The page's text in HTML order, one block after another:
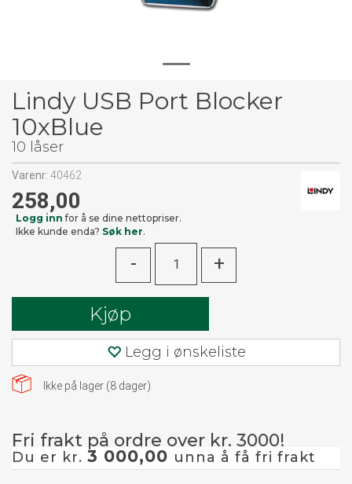
Lindy USB Port Blocker
10xBlue
10 låser
Varenr: 40462
258,00
Logg inn for å se dine nettopriser.
Ikke kunde enda? Søk her.
- +
Kjøp
Legg i ønskeliste
Ikke på lager (8 dager)
Fri frakt på ordre over kr. 3000!
Du er kr. 3 000,00 unna å få fri frakt